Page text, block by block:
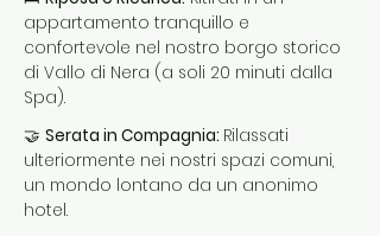
appartamento tranquillo e
confortevole nel nostro borgo storico
di Vallo di Nera (a soli 20 minuti dalla
Spa).
🤝 Serata in Compagnia: Rilassati
ulteriormente nei nostri spazi comuni,
un mondo lontano da un anonimo
hotel.